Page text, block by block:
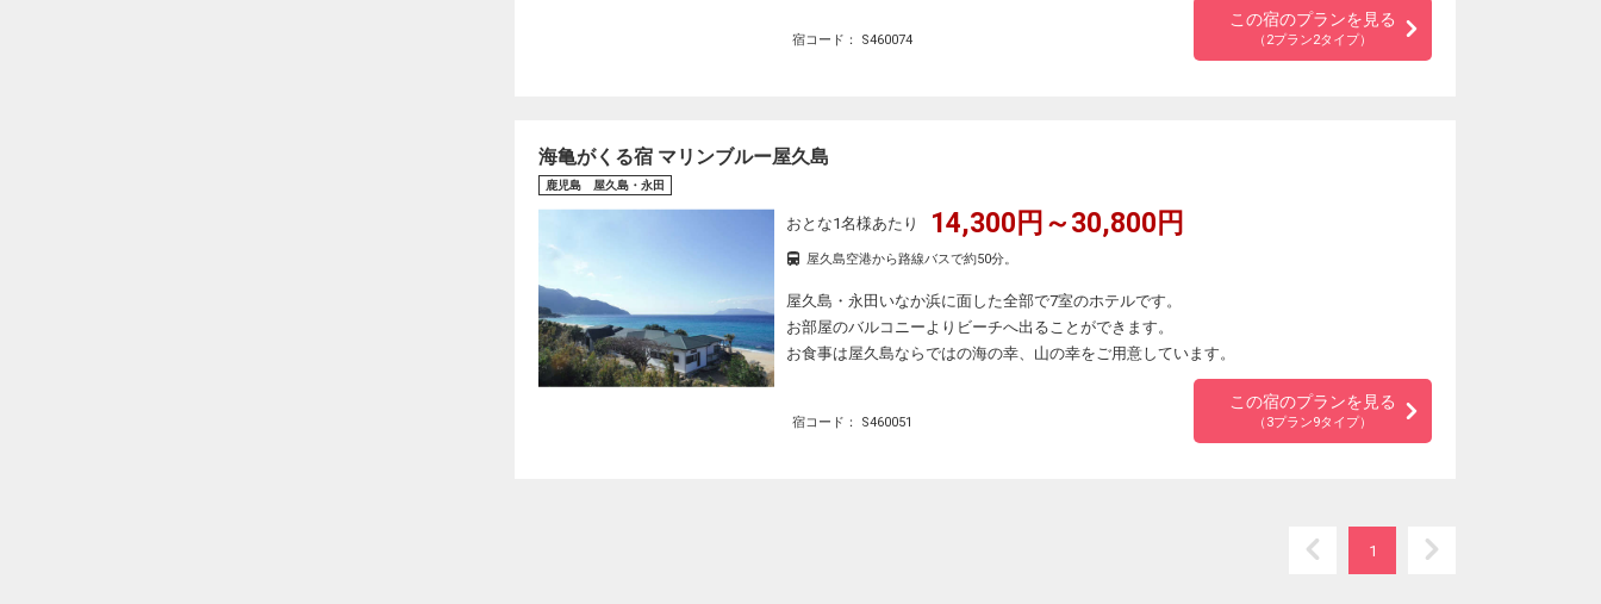
宿コード： S460074
この宿のプランを見る
（2プラン2タイプ）
海亀がくる宿 マリンブルー屋久島
鹿児島 屋久島・永田
おとな1名様あたり 14,300円～30,800円
屋久島空港から路線バスで約50分。
屋久島・永田いなか浜に面した全部で7室のホテルです。
お部屋のバルコニーよりビーチへ出ることができます。
お食事は屋久島ならではの海の幸、山の幸をご用意しています。
宿コード： S460051
この宿のプランを見る
（3プラン9タイプ）
1